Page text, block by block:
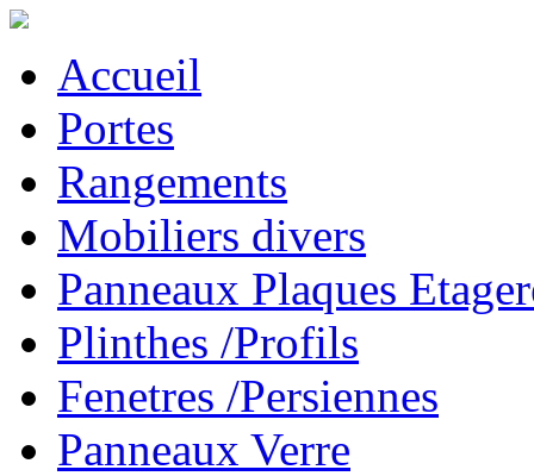
Accueil
Portes
Rangements
Mobiliers divers
Panneaux Plaques
Plinthes /Profils
Fenetres /Persiennes
Panneaux Verre